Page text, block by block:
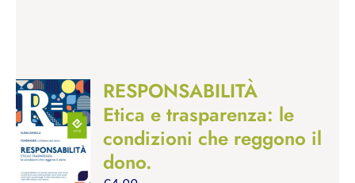
RESPONSABILITÀ
Etica e trasparenza: le
condizioni che reggono il
dono.